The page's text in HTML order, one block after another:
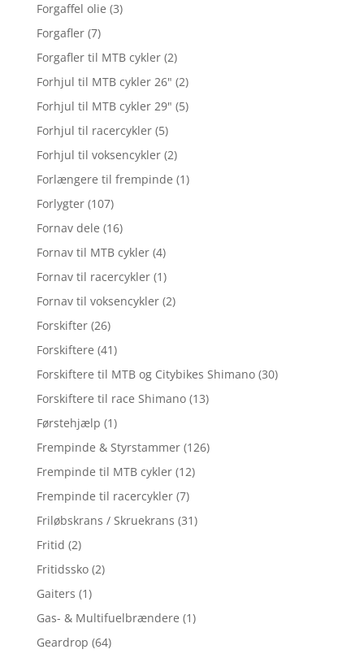
Forgaffel olie (3)
Forgafler (7)
Forgafler til MTB cykler (2)
Forhjul til MTB cykler 26" (2)
Forhjul til MTB cykler 29" (5)
Forhjul til racercykler (5)
Forhjul til voksencykler (2)
Forlængere til frempinde (1)
Forlygter (107)
Fornav dele (16)
Fornav til MTB cykler (4)
Fornav til racercykler (1)
Fornav til voksencykler (2)
Forskifter (26)
Forskiftere (41)
Forskiftere til MTB og Citybikes Shimano (30)
Forskiftere til race Shimano (13)
Førstehjælp (1)
Frempinde & Styrstammer (126)
Frempinde til MTB cykler (12)
Frempinde til racercykler (7)
Friløbskrans / Skruekrans (31)
Fritid (2)
Fritidssko (2)
Gaiters (1)
Gas- & Multifuelbrændere (1)
Geardrop (64)